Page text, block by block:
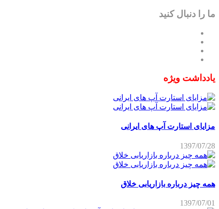
ما را دنبال کنید
یادداشت ویژه
مزایای استارت آپ های ایرانی
1397/07/28
همه چیز درباره بازاریابی خلاق
1397/07/01